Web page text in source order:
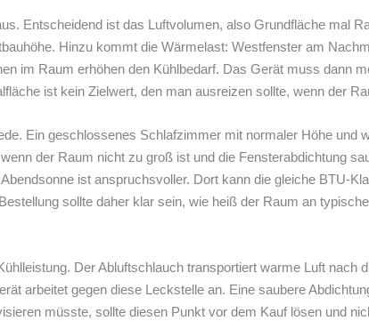
Entscheidend ist das Luftvolumen, also Grundfläche mal
Hinzu kommt die Wärmelast: Westfenster am
im Raum erhöhen den Kühlbedarf. Das Gerät muss dann
ist kein Zielwert, den man ausreizen sollte, wenn der
Ein geschlossenes Schlafzimmer mit normaler Höhe und
der Raum nicht zu groß ist und die Fensterabdichtung
ist anspruchsvoller. Dort kann die gleiche BTU-
sollte daher klar sein, wie heiß der Raum an
Der Abluftschlauch transportiert warme Luft nach
arbeitet gegen diese Leckstelle an. Eine saubere
müsste, sollte diesen Punkt vor dem Kauf lösen und